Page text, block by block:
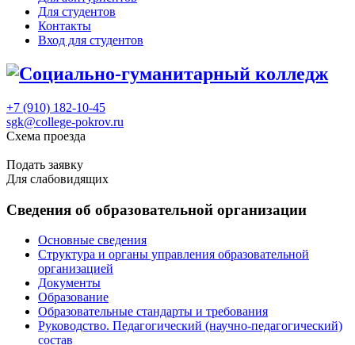
Для студентов
Контакты
Вход для студентов
+7 (910) 182-10-45
sgk@college-pokrov.ru
Схема проезда
Подать заявку
Для слабовидящих
Сведения об образовательной организации
Основные сведения
Структура и органы управления образовательной
организацией
Документы
Образование
Образовательные стандарты и требования
Руководство. Педагогический (научно-педагогический)
состав